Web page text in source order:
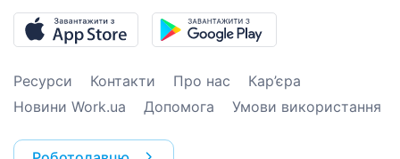
Ресурси Контакти Про нас
Кар’єра
Новини Work.ua
Допомога Умови використання